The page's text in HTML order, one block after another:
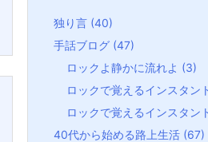
独り言 (40)
手話ブログ (47)
ロックよ静かに流れよ (3)
ロックで覚えるインスタ
ロックで覚えるインスタ
40代から始める路上生活 (67)